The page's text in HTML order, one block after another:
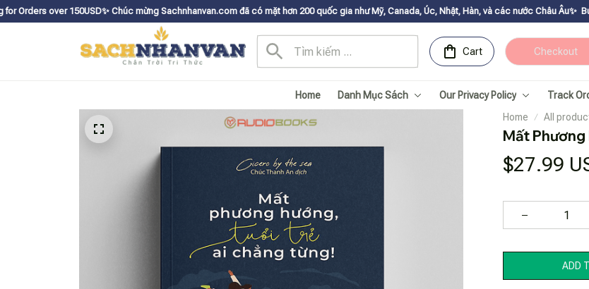
ㅤ✨Chúc mừng Sachnhanvan.com đã có mặt hơn 200 quốc gia như Mỹ, Canada, Úc, Nhật, Hàn, và các nước Châu Âu✨ Buy More Get Moreㅤ
Cart Checkout
Home Danh Mục Sách Our Privacy Policy Track
Home
All
Mất Phương
$27.99
ADD